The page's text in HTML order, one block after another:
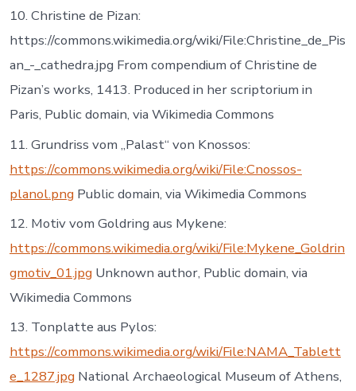
10. Christine de Pizan:
https://commons.wikimedia.org/wiki/File:Christine_de_Pis
an_-_cathedra.jpg From compendium of Christine de
Pizan’s works, 1413. Produced in her scriptorium in
Paris, Public domain, via Wikimedia Commons
11. Grundriss vom „Palast“ von Knossos:
https://commons.wikimedia.org/wiki/File:Cnossos-
planol.png Public domain, via Wikimedia Commons
12. Motiv vom Goldring aus Mykene:
https://commons.wikimedia.org/wiki/File:Mykene_Goldrin
gmotiv_01.jpg Unknown author, Public domain, via
Wikimedia Commons
13. Tonplatte aus Pylos:
https://commons.wikimedia.org/wiki/File:NAMA_Tablett
e_1287.jpg National Archaeological Museum of Athens,